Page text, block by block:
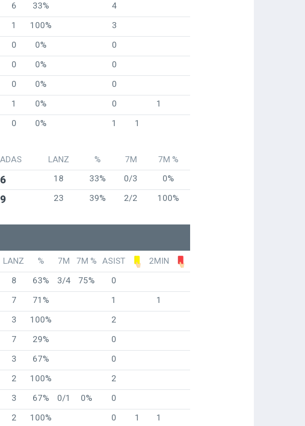
6 33%
4
1 100%
3
0 0%
0
0 0%
0
0 0%
0
1 0% 0
1
0 0% 1 1
LANZ % 7M
7M %
6 18 33% 0/3
0%
9 23 39% 2/2 100%
LANZ % 7M 7M % ASIST
2MIN
8 63% 3/4 75%
0
7 71% 1
1
3 100%
2
7 29%
0
3 67%
0
2 100%
2
3 67% 0/1 0%
0
2 100% 0 1
1